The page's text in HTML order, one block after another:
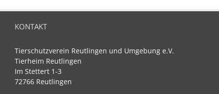
KONTAKT
Tierschutzverein Reutlingen und Umgebung e.V.
Tierheim Reutlingen
Im Stettert 1-3
72766 Reutlingen